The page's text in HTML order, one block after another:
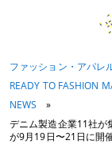
ファッション・アパレ
READY TO FASHION
NEWS
»
デニム製造企業11社が
が9月19日〜21日に開